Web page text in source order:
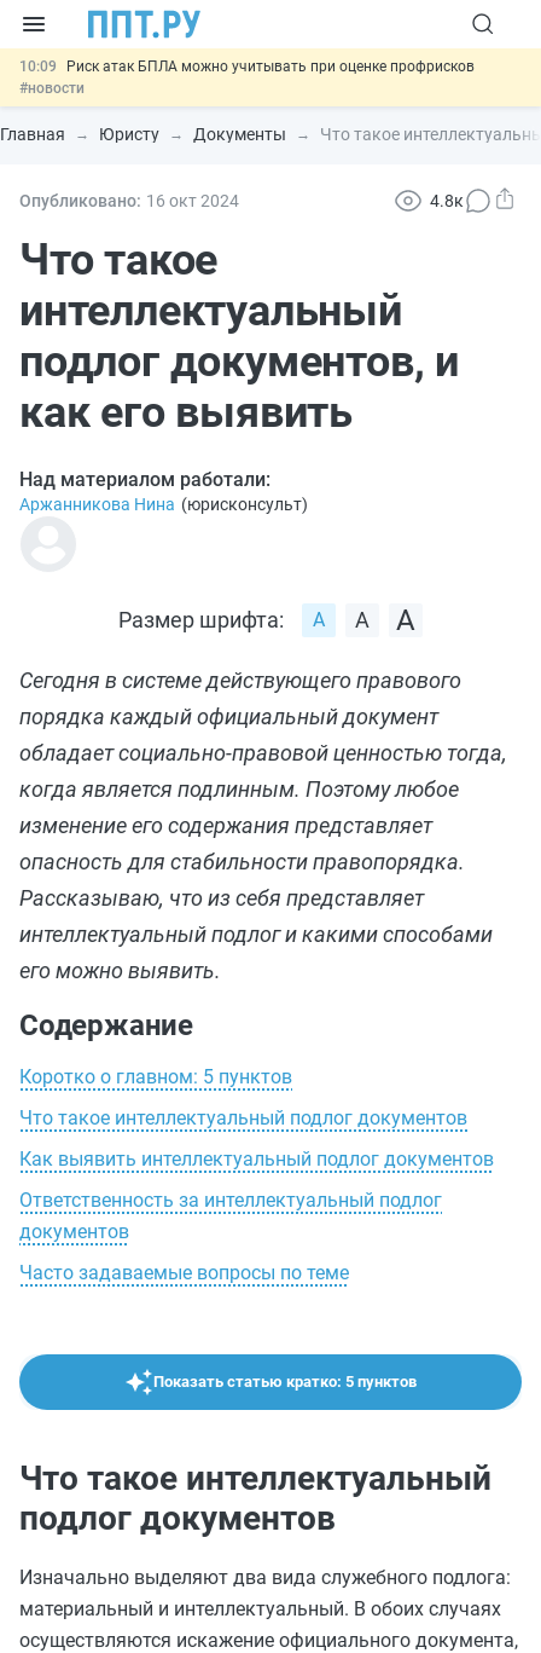
10:09
Риск атак БПЛА можно учитывать при оценке профрисков
#новости
00:01
6 августа: важные документы, вступающие в силу сегодня
#новости
05.08 Мигрантам с судимостью запретят получать ВНЖ и
05.08
#новости
Главная Юристу Документы Что такое
Опубликовано: 16 окт2024 4.8к
Что такое
интеллектуальный
подлог документов, и
как его выявить
Над материалом работали:
Аржанникова Нина (юрисконсульт)
Размер шрифта:
Сегодня в системе действующего правового
порядка каждый официальный документ
обладает социально-правовой ценностью тогда,
когда является подлинным. Поэтому любое
изменение его содержания представляет
опасность для стабильности правопорядка.
Рассказываю, что из себя представляет
интеллектуальный подлог и какими способами
его можно выявить.
Содержание
Коротко о главном: 5 пунктов
Что такое интеллектуальный подлог документов
Как выявить интеллектуальный подлог документов
Ответственность за интеллектуальный подлог
документов
Часто задаваемые вопросы по теме
Показать статью кратко: 5 пунктов
Что такое интеллектуальный
подлог документов
Изначально выделяют два вида служебного подлога:
материальный и интеллектуальный. В обоих случаях
осуществляются искажение официального документа,